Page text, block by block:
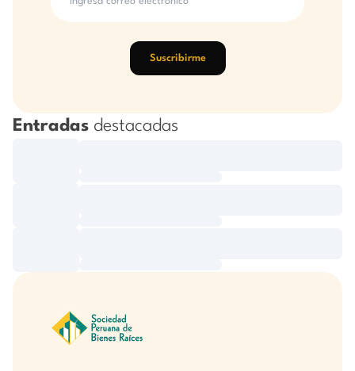
Suscribirme
Entradas destacadas